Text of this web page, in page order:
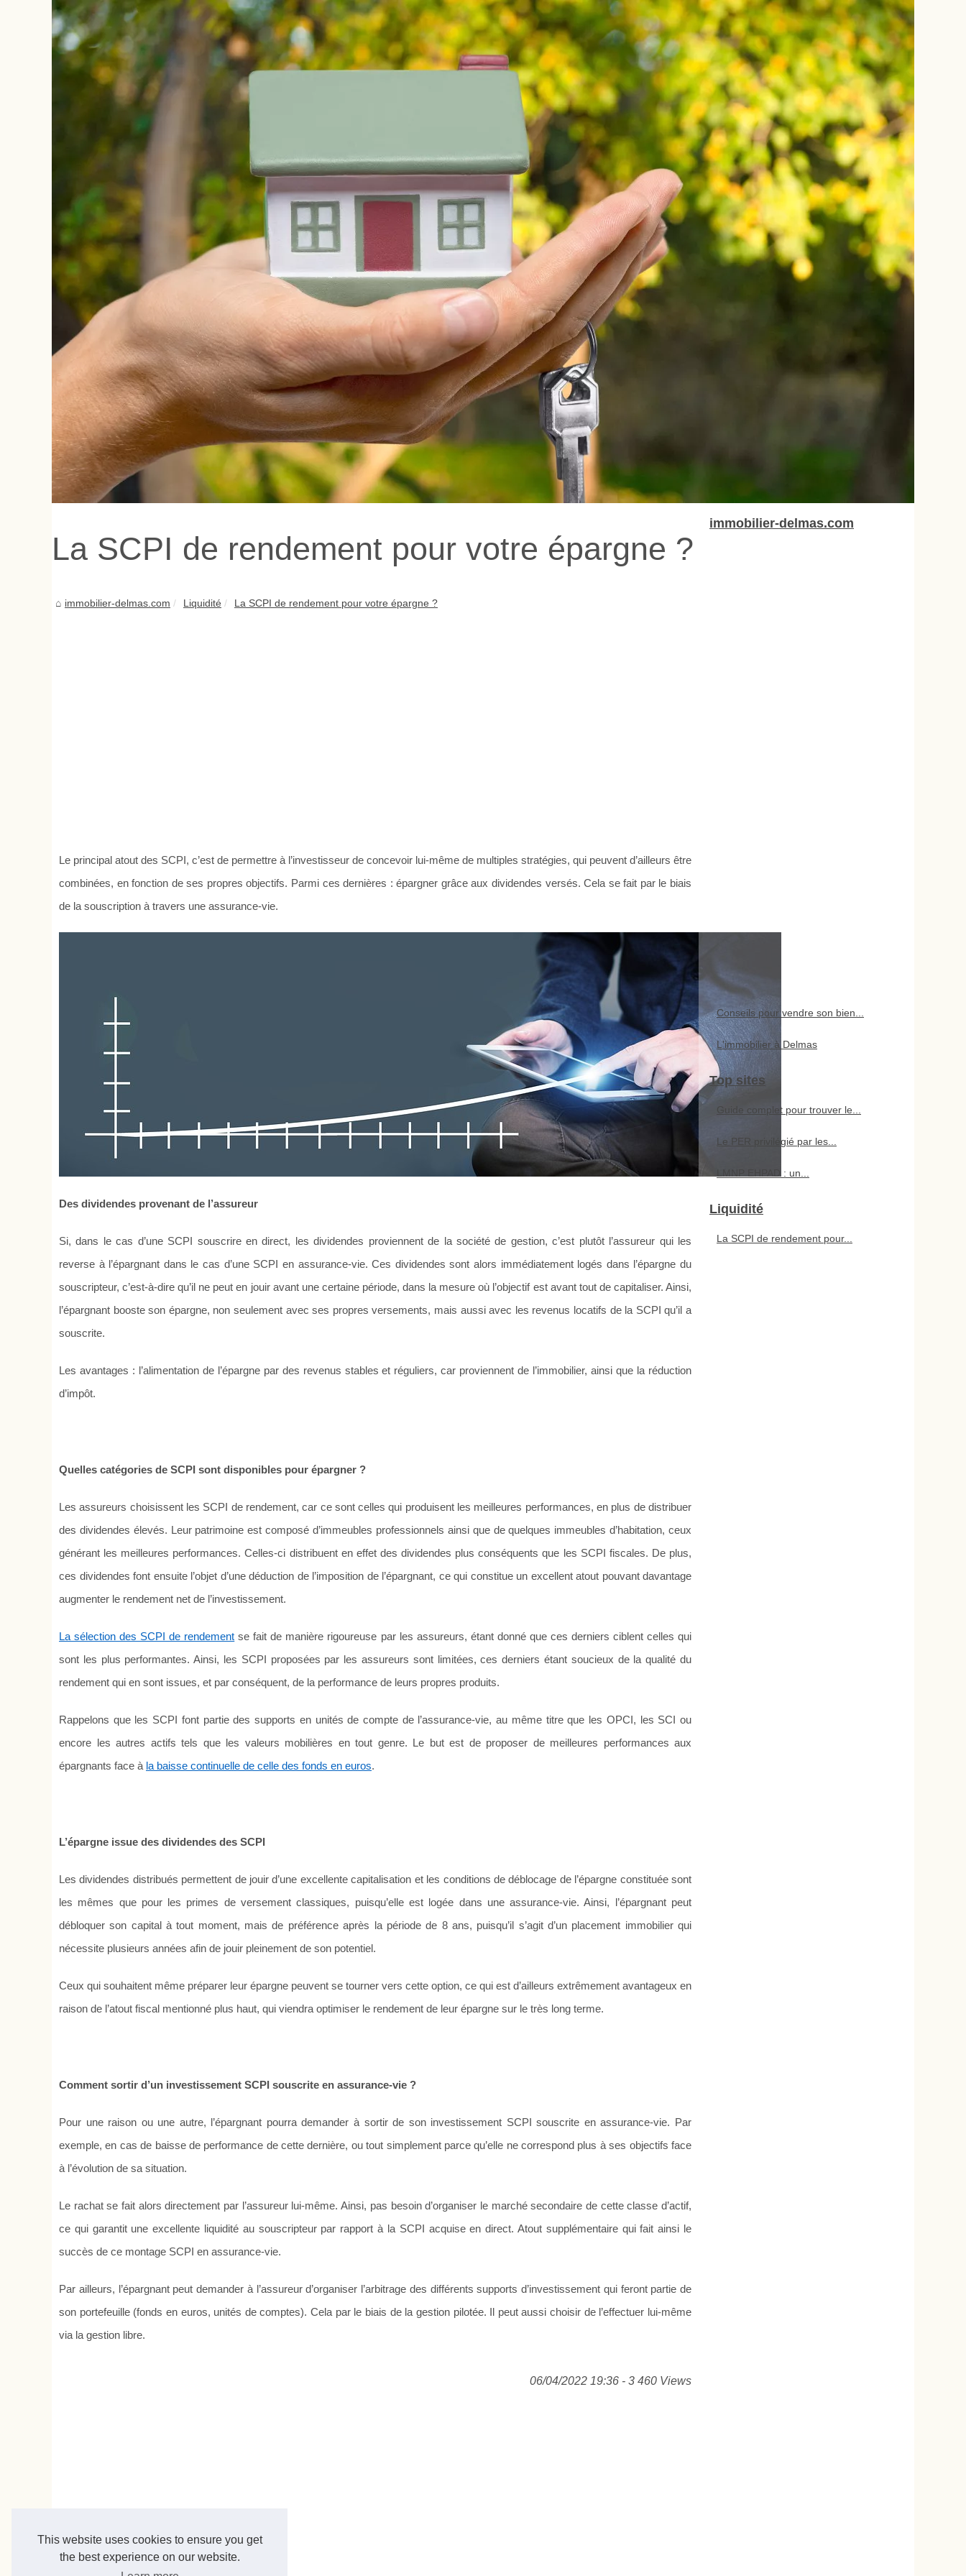
This website uses cookies to ensure you get
the best experience on our website.
La SCPI de rendement pour votre épargne ?
immobilier-delmas.com Liquidité La SCPI de rendement pour votre épargne ?
Le principal atout des SCPI, c’est de permettre à l’investisseur de concevoir lui-même de multiples stratégies, qui peuvent d’ailleurs être
combinées, en fonction de ses propres objectifs. Parmi ces dernières : épargner grâce aux dividendes versés. Cela se fait par le biais
de la souscription à travers une assurance-vie.
Des dividendes provenant de l’assureur
Si, dans le cas d’une SCPI souscrire en direct, les dividendes proviennent de la société de gestion, c’est plutôt l’assureur qui les
reverse à l’épargnant dans le cas d’une SCPI en assurance-vie. Ces dividendes sont alors immédiatement logés dans l’épargne du
souscripteur, c’est-à-dire qu’il ne peut en jouir avant une certaine période, dans la mesure où l’objectif est avant tout de capitaliser. Ainsi,
l’épargnant booste son épargne, non seulement avec ses propres versements, mais aussi avec les revenus locatifs de la SCPI qu’il a
souscrite.
Les avantages : l’alimentation de l’épargne par des revenus stables et réguliers, car proviennent de l’immobilier, ainsi que la réduction
d’impôt.
Quelles catégories de SCPI sont disponibles pour épargner ?
Les assureurs choisissent les SCPI de rendement, car ce sont celles qui produisent les meilleures performances, en plus de distribuer
des dividendes élevés. Leur patrimoine est composé d’immeubles professionnels ainsi que de quelques immeubles d’habitation, ceux
générant les meilleures performances. Celles-ci distribuent en effet des dividendes plus conséquents que les SCPI fiscales. De plus,
ces dividendes font ensuite l’objet d’une déduction de l’imposition de l’épargnant, ce qui constitue un excellent atout pouvant davantage
augmenter le rendement net de l’investissement.
La sélection des SCPI de rendement se fait de manière rigoureuse par les assureurs, étant donné que ces derniers ciblent celles qui
sont les plus performantes. Ainsi, les SCPI proposées par les assureurs sont limitées, ces derniers étant soucieux de la qualité du
rendement qui en sont issues, et par conséquent, de la performance de leurs propres produits.
Rappelons que les SCPI font partie des supports en unités de compte de l’assurance-vie, au même titre que les OPCI, les SCI ou
encore les autres actifs tels que les valeurs mobilières en tout genre. Le but est de proposer de meilleures performances aux
épargnants face à la baisse continuelle de celle des fonds en euros.
L’épargne issue des dividendes des SCPI
Les dividendes distribués permettent de jouir d’une excellente capitalisation et les conditions de déblocage de l’épargne constituée sont
les mêmes que pour les primes de versement classiques, puisqu’elle est logée dans une assurance-vie. Ainsi, l’épargnant peut
débloquer son capital à tout moment, mais de préférence après la période de 8 ans, puisqu’il s’agit d’un placement immobilier qui
nécessite plusieurs années afin de jouir pleinement de son potentiel.
Ceux qui souhaitent même préparer leur épargne peuvent se tourner vers cette option, ce qui est d’ailleurs extrêmement avantageux en
raison de l’atout fiscal mentionné plus haut, qui viendra optimiser le rendement de leur épargne sur le très long terme.
Comment sortir d’un investissement SCPI souscrite en assurance-vie ?
Pour une raison ou une autre, l’épargnant pourra demander à sortir de son investissement SCPI souscrite en assurance-vie. Par
exemple, en cas de baisse de performance de cette dernière, ou tout simplement parce qu’elle ne correspond plus à ses objectifs face
à l’évolution de sa situation.
Le rachat se fait alors directement par l’assureur lui-même. Ainsi, pas besoin d’organiser le marché secondaire de cette classe d’actif,
ce qui garantit une excellente liquidité au souscripteur par rapport à la SCPI acquise en direct. Atout supplémentaire qui fait ainsi le
succès de ce montage SCPI en assurance-vie.
Par ailleurs, l’épargnant peut demander à l’assureur d’organiser l’arbitrage des différents supports d’investissement qui feront partie de
son portefeuille (fonds en euros, unités de comptes). Cela par le biais de la gestion pilotée. Il peut aussi choisir de l’effectuer lui-même
via la gestion libre.
06/04/2022 19:36 - 3 460 Views
immobilier-delmas.com
Conseils pour vendre son bien...
L'immobilier à Delmas
Top sites
Guide complet pour trouver le...
Le PER privilégié par les...
LMNP EHPAD : un...
Liquidité
La SCPI de rendement pour...